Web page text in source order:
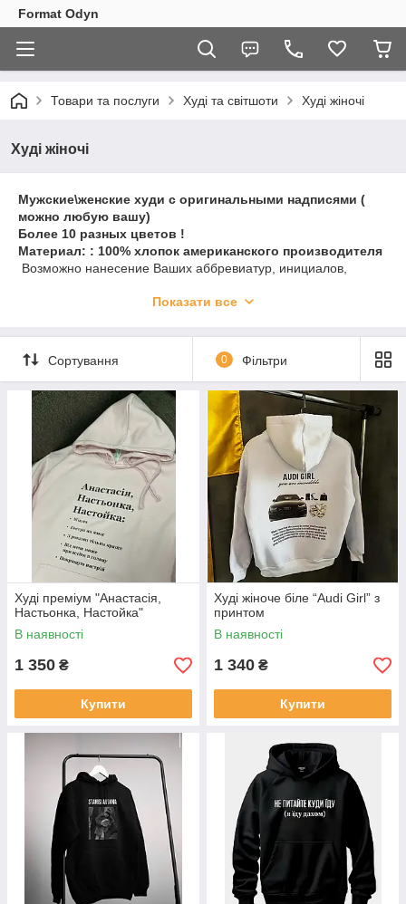
Format Odyn
Товари та послуги Худі та світшоти Худі жіночі
Худі жіночі
Мужские\женские худи с оригинальными надписями (
можно любую вашу)
Более 10 разных цветов !
Материал: : 100% хлопок американского производителя
Возможно нанесение Ваших аббревиатур, инициалов,
Воплотим в реальность вашу идею ))
В наличии более более 15 различных цветов одежды и
цветов для нанесением принта
Материал: 100% хлопок, лучших зарубежных
производителей
В наличии Все Размеры от XS до 3XL( таблица размеров
указана )
Для уточнения всех деталей( размеров ,цветов и т.д.) просим
писать нам в
Direct | Viber | Telegram
0663906189 Юрий
Дякую за розуміння !
Показати все
Сортування 0 Фільтри
Худі преміум "Анастасія,
Настьонка, Настойка"
В наявності
1 350 ₴
Купити
Худі жіноче біле “Audi Girl” з
принтом
В наявності
1 340 ₴
Купити